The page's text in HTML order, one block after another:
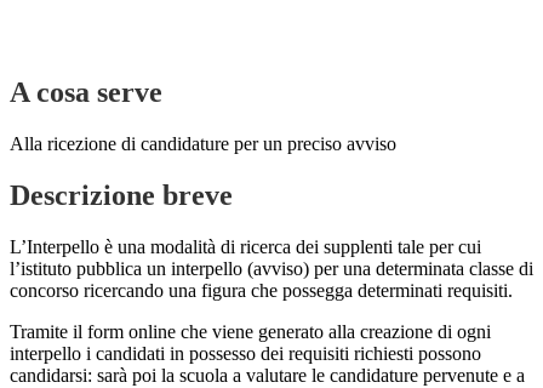
A cosa serve
Alla ricezione di candidature per un preciso avviso
Descrizione breve
L’Interpello è una modalità di ricerca dei supplenti tale per cui
l’istituto pubblica un interpello (avviso) per una determinata classe di
concorso ricercando una figura che possegga determinati requisiti.
Tramite il form online che viene generato alla creazione di ogni
interpello i candidati in possesso dei requisiti richiesti possono
candidarsi: sarà poi la scuola a valutare le candidature pervenute e a